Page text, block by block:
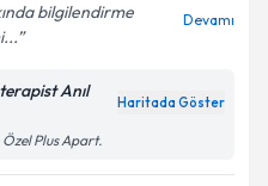
bilgilendirme
Devamı
Anıl
Haritada Göster
Plus Apart.